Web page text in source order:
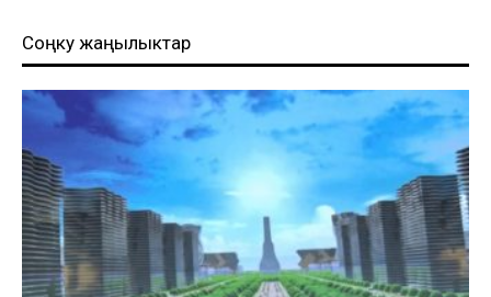
Соңку жаңылыктар